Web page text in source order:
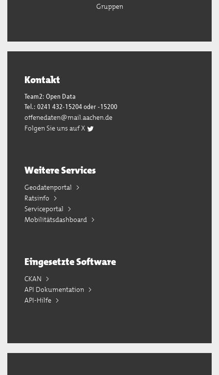
Gruppen
Kontakt
Team2: Open Data
Tel.: 0241 432-15204 oder -15200
offenedaten@mail.aachen.de
Folgen Sie uns auf X
Weitere Services
Geodatenportal
Ratsinfo
Serviceportal
Mobilitätsdashboard
Eingesetzte Software
CKAN
API Dokumentation
API-Hilfe